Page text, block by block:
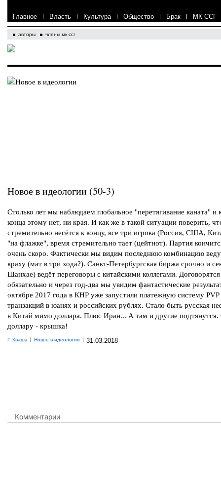
Главное | Власть | Культура | Общество | Брак | МК ССГ
авторы члены мк ссг
Новое в идеологии (50-3)
Столько лет мы наблюдаем глобальное "перетягивание каната" и
конца этому нет, ни края. И как же в такой ситуации поверить,
стремительно несётся к концу, все три игрока (Россия, США,
"на флажке", время стремительно тает (цейтнот). Партия
очень скоро. Фактически мы видим последнюю комбинацию
краху (мат в три хода?). Санкт-Петербургская биржа срочно и
Шанхае) ведёт переговоры с китайскими коллегами. Договорятся
обязательно и через год-два мы увидим фантастические
октябре 2017 года в КНР уже запустили платежную систему PVP
транзакций в юанях и российских рублях. Стало быть русская
в Китай мимо доллара. Плюс Иран... А там и другие подтянутся.
доллару - крышка!
Г. Кваша | Новое в идеологии | 31.03.2018
Комментарии